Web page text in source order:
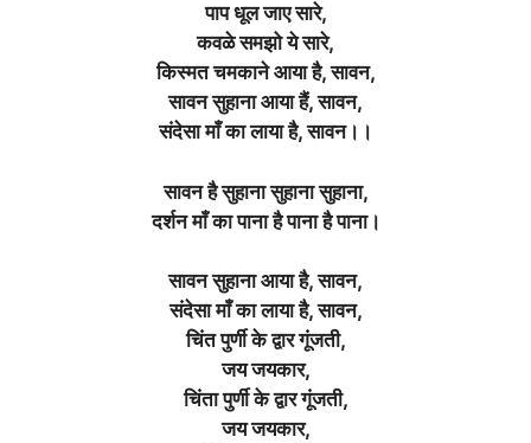
पाप धूल जाए सारे,
कवळे समझो ये सारे,
किस्मत चमकाने आया है, सावन,
सावन सुहाना आया हैं, सावन,
संदेसा माँ का लाया है, सावन।।
सावन है सुहाना सुहाना सुहाना,
दर्शन माँ का पाना है पाना है पाना।
सावन सुहाना आया है, सावन,
संदेसा माँ का लाया है, सावन,
चिंत पुर्णी के द्वार गूंजती,
जय जयकार,
चिंता पुर्णी के द्वार गूंजती,
जय जयकार,